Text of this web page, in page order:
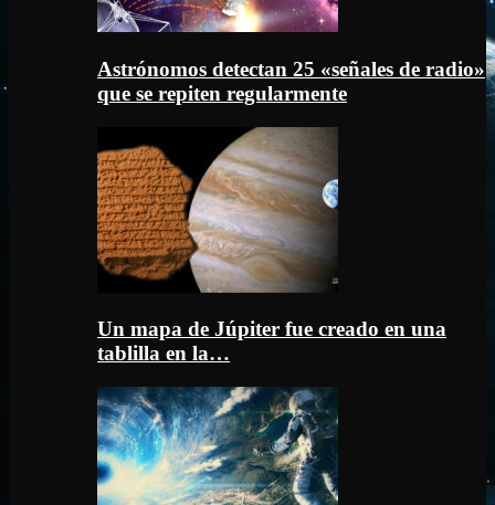
Astrónomos detectan 25 «señales de radio»
que se repiten regularmente
Un mapa de Júpiter fue creado en una
tablilla en la…